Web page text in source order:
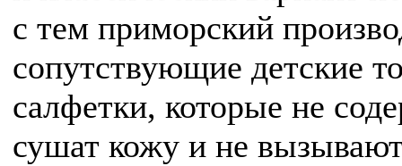
с тем приморский
сопутствующие детские
салфетки, которые не
сушат кожу и не